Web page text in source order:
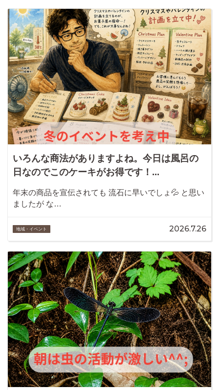
いろんな商法がありますよね。今日は風呂の
日なのでこのケーキがお得です！...
年末の商品を宣伝されても 流石に早いでしょ💦 と思い
ましたが な…
地域・イベント 2026.7.26